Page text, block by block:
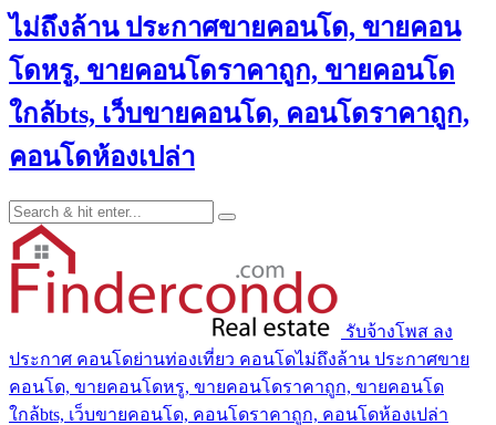
ไม่ถึงล้าน ประกาศขายคอนโด, ขายคอน
โดหรู, ขายคอนโดราคาถูก, ขายคอนโด
ใกล้bts, เว็บขายคอนโด, คอนโดราคาถูก,
คอนโดห้องเปล่า
รับจ้างโพส ลง
ประกาศ คอนโดย่านท่องเที่ยว คอนโดไม่ถึงล้าน ประกาศขาย
คอนโด, ขายคอนโดหรู, ขายคอนโดราคาถูก, ขายคอนโด
ใกล้bts, เว็บขายคอนโด, คอนโดราคาถูก, คอนโดห้องเปล่า